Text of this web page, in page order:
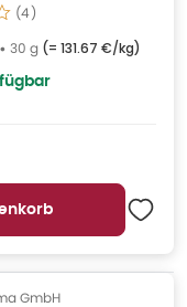
(4)
• 30 g (= 131.67 €/kg)
GmbH